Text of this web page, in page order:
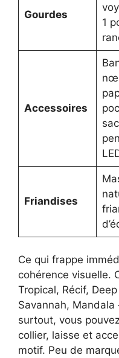
Gourdes
1
Accessoires
Friandises
Ce qui frappe
cohérence visuelle.
Tropical, Récif,
Savannah,
surtout, vous
collier, laisse et
motif. Peu de